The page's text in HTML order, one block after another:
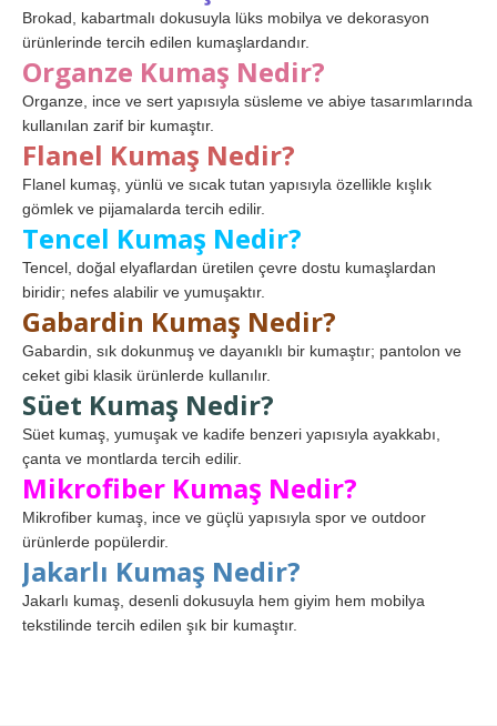
Brokad, kabartmalı dokusuyla lüks mobilya ve dekorasyon
ürünlerinde tercih edilen kumaşlardandır.
Organze Kumaş Nedir?
Organze, ince ve sert yapısıyla süsleme ve abiye tasarımlarında
kullanılan zarif bir kumaştır.
Flanel Kumaş Nedir?
Flanel kumaş, yünlü ve sıcak tutan yapısıyla özellikle kışlık
gömlek ve pijamalarda tercih edilir.
Tencel Kumaş Nedir?
Tencel, doğal elyaflardan üretilen çevre dostu kumaşlardan
biridir; nefes alabilir ve yumuşaktır.
Gabardin Kumaş Nedir?
Gabardin, sık dokunmuş ve dayanıklı bir kumaştır; pantolon ve
ceket gibi klasik ürünlerde kullanılır.
Süet Kumaş Nedir?
Süet kumaş, yumuşak ve kadife benzeri yapısıyla ayakkabı,
çanta ve montlarda tercih edilir.
Mikrofiber Kumaş Nedir?
Mikrofiber kumaş, ince ve güçlü yapısıyla spor ve outdoor
ürünlerde popülerdir.
Jakarlı Kumaş Nedir?
Jakarlı kumaş, desenli dokusuyla hem giyim hem mobilya
tekstilinde tercih edilen şık bir kumaştır.